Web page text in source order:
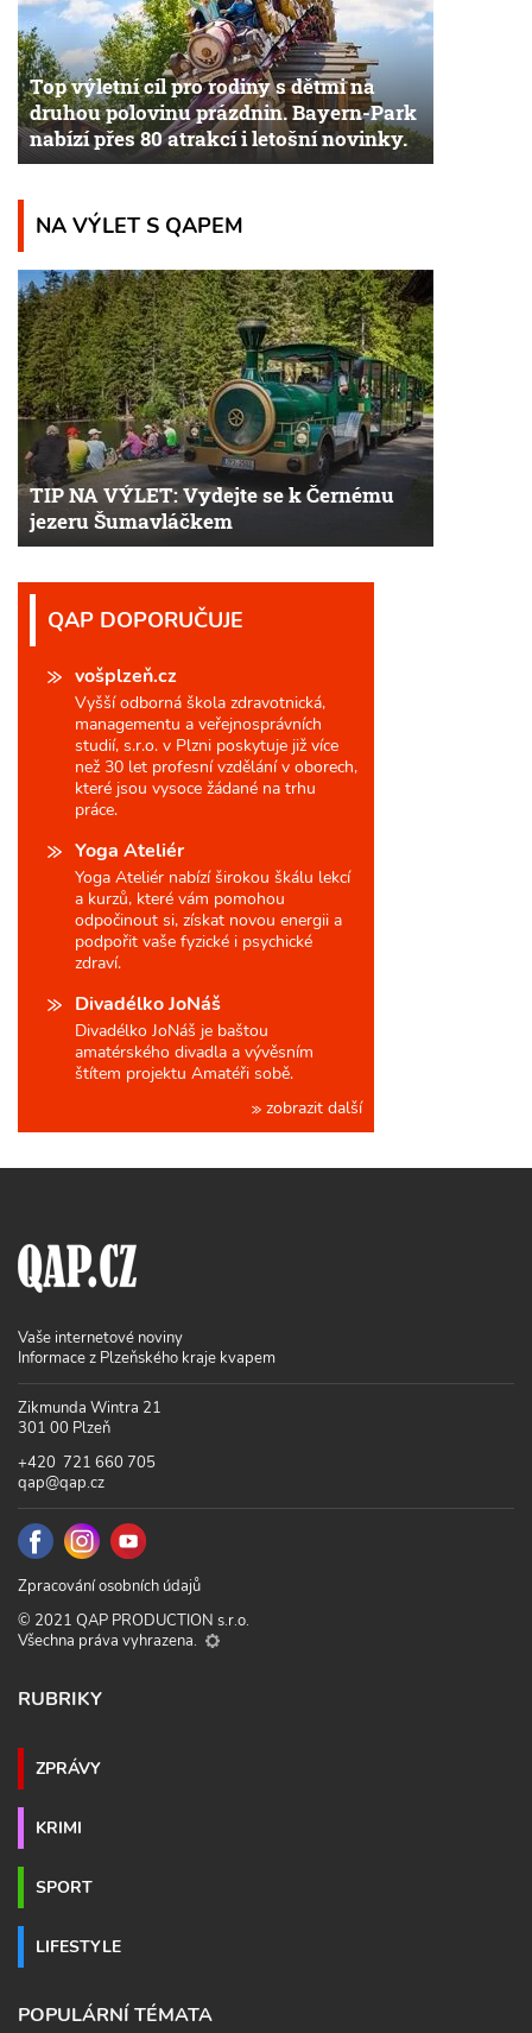
Top výletní cíl pro rodiny s dětmi na
druhou polovinu prázdnin. Bayern-Park
nabízí přes 80 atrakcí i letošní novinky.
NA VÝLET S QAPEM
TIP NA VÝLET: Vydejte se k Černému
jezeru Šumavláčkem
QAP DOPORUČUJE
vošplzeň.cz
Vyšší odborná škola zdravotnická,
managementu a veřejnosprávních
studií, s.r.o. v Plzni poskytuje již více
než 30 let profesní vzdělání v oborech,
které jsou vysoce žádané na trhu
práce.
Yoga Ateliér
Yoga Ateliér nabízí širokou škálu lekcí
a kurzů, které vám pomohou
odpočinout si, získat novou energii a
podpořit vaše fyzické i psychické
zdraví.
Divadélko JoNáš
Divadélko JoNáš je baštou
amatérského divadla a vývěsním
štítem projektu Amatéři sobě.
zobrazit další
Vaše internetové noviny
Informace z Plzeňského kraje kvapem
Zikmunda Wintra 21
301 00 Plzeň
+420 721 660 705
qap@qap.cz
Zpracování osobních údajů
© 2021 QAP PRODUCTION s.r.o.
Všechna práva vyhrazena.
RUBRIKY
ZPRÁVY
KRIMI
SPORT
LIFESTYLE
POPULÁRNÍ TÉMATA